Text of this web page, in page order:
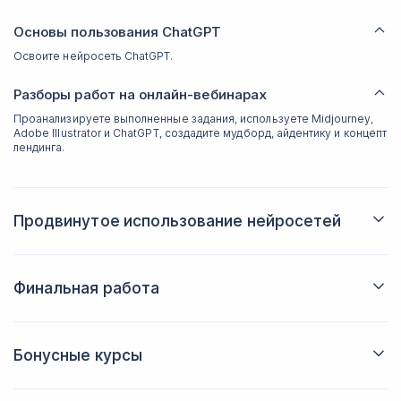
Оcновы пользования ChatGPT
Освоите нейросеть ChatGPT.
Разборы работ на онлайн-вебинарах
Проанализируете выполненные задания, используете Midjourney,
Adobe Illustrator и ChatGPT, создадите мудборд, айдентику и концепт
лендинга.
Продвинутое использование нейросетей
Генерация промтов
Playground AI, Leonardo AI, Phygital +, Adobe Firefly,
Финальная работа
включите её в своё портфолио.
Бонусные курсы